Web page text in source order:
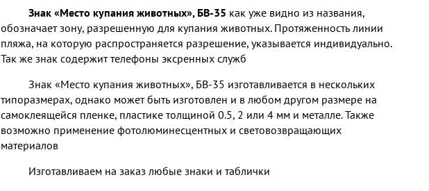
Знак «Место купания животных», БВ-35 как уже видно из названия,
обозначает зону, разрешенную для купания животных. Протяженность линии
пляжа, на которую распространяется разрешение, указывается индивидуально.
Так же знак содержит телефоны эксренных служб
Знак «Место купания животных», БВ-35 изготавливается в нескольких
типоразмерах, однако может быть изготовлен и в любом другом размере на
самоклеящейся пленке, пластике толщиной 0.5, 2 или 4 мм и металле. Также
возможно применение фотолюминесцентных и световозвращающих
материалов
Изготавливаем на заказ любые знаки и таблички